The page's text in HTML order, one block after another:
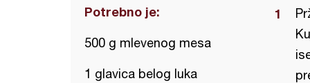
Potrebno je:
500 g mlevenog mesa
1 glavica belog luka